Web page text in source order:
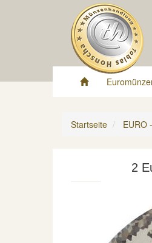
Startseite EURO
2